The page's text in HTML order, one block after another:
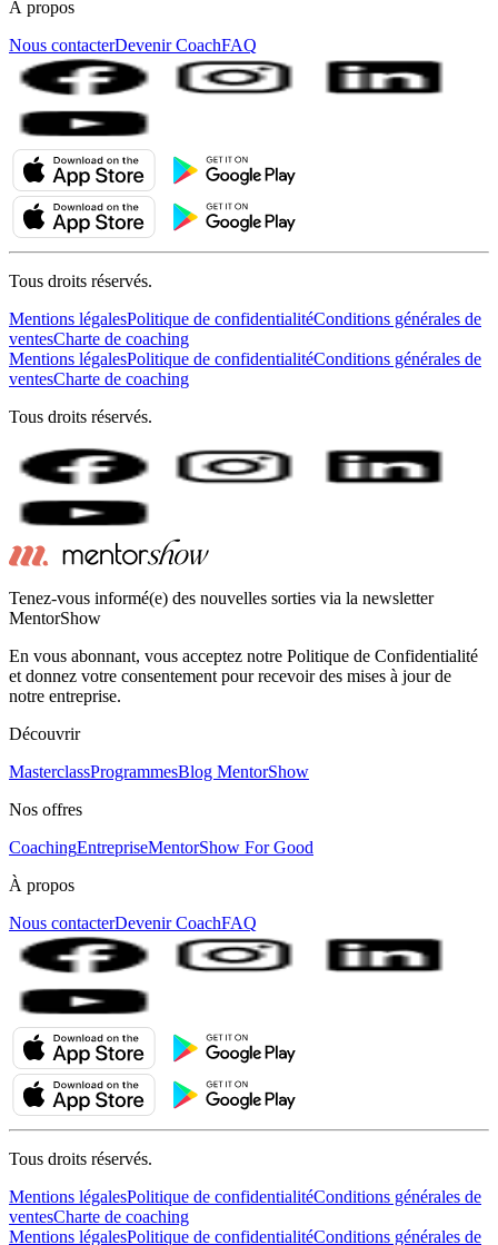
À propos
Nous contacterDevenir CoachFAQ
Tous droits réservés.
Mentions légalesPolitique de confidentialitéConditions générales de
ventesCharte de coaching
Mentions légalesPolitique de confidentialitéConditions générales de
ventesCharte de coaching
Tous droits réservés.
Tenez-vous informé(e) des nouvelles sorties via la newsletter
MentorShow
En vous abonnant, vous acceptez notre Politique de Confidentialité
et donnez votre consentement pour recevoir des mises à jour de
notre entreprise.
Découvrir
MasterclassProgrammesBlog MentorShow
Nos offres
CoachingEntrepriseMentorShow For Good
À propos
Nous contacterDevenir CoachFAQ
Tous droits réservés.
Mentions légalesPolitique de confidentialitéConditions générales de
ventesCharte de coaching
Mentions légalesPolitique de confidentialitéConditions générales de